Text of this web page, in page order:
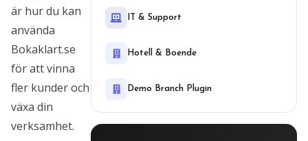
är hur du kan
använda
Bokaklart.se
för att vinna
fler kunder och
växa din
verksamhet.
IT & Support
Hotell & Boende
Demo Branch Plugin